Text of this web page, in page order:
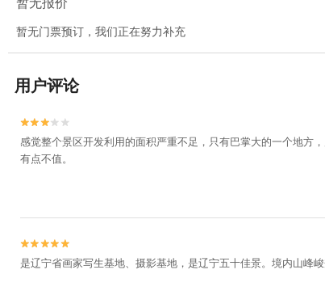
暂无报价
暂无门票预订，我们正在努力补充
用户评论


感觉整个景区开发利用的面积严重不足，只有巴掌大的一个地方
有点不值。


是辽宁省画家写生基地、摄影基地，是辽宁五十佳景。境内山峰